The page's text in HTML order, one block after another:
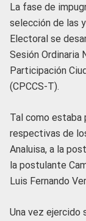
La fase de
selección de las
Electoral se
Sesión Ordinaria
Participación
(CPCCS-T).
Tal como estaba
respectivas de
Analuisa, a la
la postulante
Luis Fernando
Una vez ejercido